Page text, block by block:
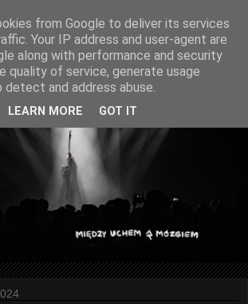
from Google to deliver its services
Your IP address and user-agent are
along with performance and security
quality of service, generate usage
and address abuse.
LEARN MORE GOT IT